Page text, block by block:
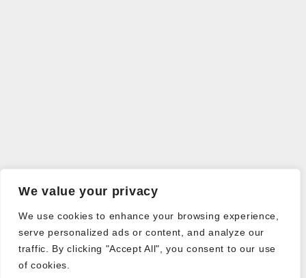
We value your privacy
We use cookies to enhance your browsing experience,
serve personalized ads or content, and analyze our
traffic. By clicking "Accept All", you consent to our use
of cookies.